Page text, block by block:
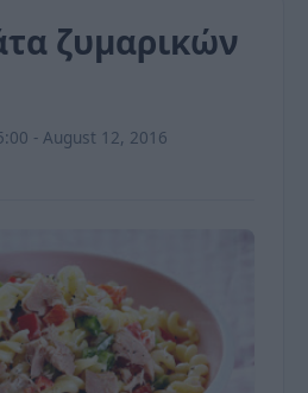
ζυμαρικών
- August 12, 2016